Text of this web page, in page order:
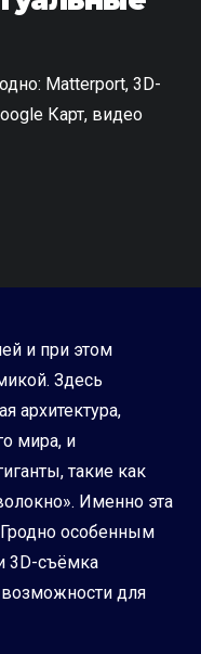
Matterport, 3D-
Карт, видео
и при этом
Здесь
архитектура,
мира, и
такие как
Именно эта
особенным
3D-съёмка
для